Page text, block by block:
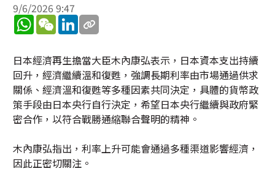
9/6/2026 9:47
WhatsApp
WeChatLinkedIn
日本經濟再生擔當大臣木內康弘表示，日本資本支出持續
回升，經濟繼續溫和復甦，強調長期利率由市場通過供求
關係、經濟溫和復甦等多種因素共同決定，具體的貨幣政
策手段由日本央行自行決定，希望日本央行繼續與政府緊
密合作，以符合戰勝通縮聯合聲明的精神。
木內康弘指出，利率上升可能會通過多種渠道影響經濟，
因此正密切關注。